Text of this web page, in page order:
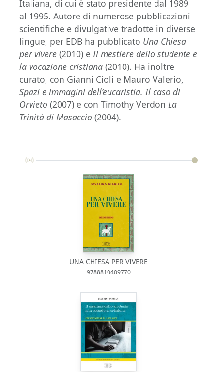
Italiana, di cui è stato presidente dal 1989
al 1995. Autore di numerose pubblicazioni
scientifiche e divulgative tradotte in diverse
lingue, per EDB ha pubblicato Una Chiesa
per vivere (2010) eIl mestiere dello studente e
la vocazione cristiana (2010). Ha inoltre
curato, con Gianni Cioli e Mauro Valerio,
Spazi e immagini dell’eucaristia. Il caso di
Orvieto (2007) e con Timothy Verdon La
Trinità di Masaccio (2004).
UNA CHIESA PER VIVERE
9788810409770